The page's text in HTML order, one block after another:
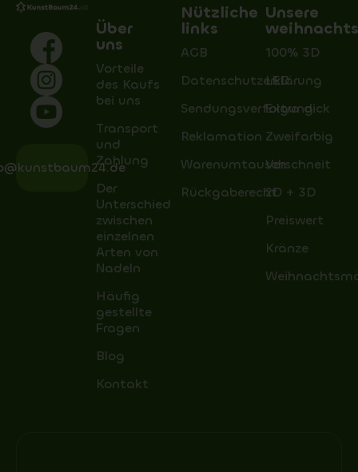
Über
uns
Vorteile
des Kaufs
bei uns
Transport
und
Zahlung
Der
Unterschied
zwischen
einzelnen
Arten von
Nadeln
Häufig
gestellte
Fragen
Blog
Kontakt
Nützliche
links
AGB
Datenschutzerklärung
Sendungsverfolgung
Reklamation
Warenumtausch
Rückgaberecht
Unsere
100% 3D
LED
Extra dick
Zweifarbig
Verschneit
2D + 3D
Preiswert
Kränze